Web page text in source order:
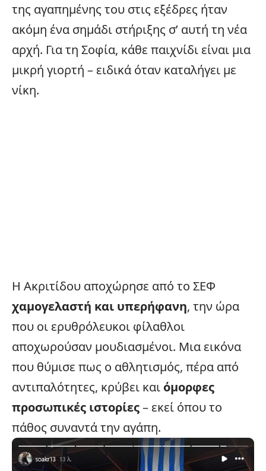
της αγαπημένης του στις εξέδρες ήταν
ακόμη ένα σημάδι στήριξης σ’ αυτή τη νέα
αρχή. Για τη Σοφία, κάθε παιχνίδι είναι μια
μικρή γιορτή – ειδικά όταν καταλήγει με
νίκη.
Η Ακριτίδου αποχώρησε από το ΣΕΦ
χαμογελαστή και υπερήφανη, την ώρα
που οι ερυθρόλευκοι φίλαθλοι
αποχωρούσαν μουδιασμένοι. Μια εικόνα
που θύμισε πως ο αθλητισμός, πέρα από
αντιπαλότητες, κρύβει και όμορφες
προσωπικές ιστορίες– εκεί όπου το
πάθος συναντά την αγάπη.